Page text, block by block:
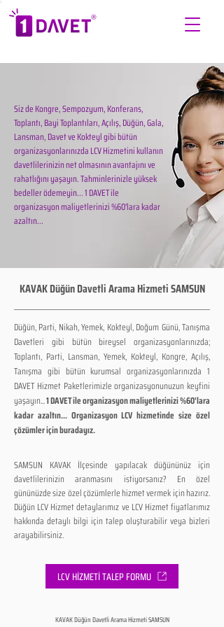
Siz de Kongre, Sempozyum, Konferans,
Toplantı, Bayi Toplantıları, Açılış, Düğün, Gala,
Lansman, Davet ve Kokteyl gibi bütün
organizasyonlarınızda LCV Hizmetini kullanın
davetlilerinizin net olmasının avantajını ve
rahatlığını yaşayın. Tahminlerinizle yüksek
bedeller ödemeyin... 1 DAVET ile
organizasyon maliyetlerinizi %60'lara kadar
azaltın...
KAVAK Düğün Davetli Arama Hizmeti SAMSUN
Düğün, Parti, Nikah, Yemek, Kokteyl, Doğum Günü, Tanışma
Davetleri gibi bütün bireysel organizasyonlarınızda;
Toplantı, Parti, Lansman, Yemek, Kokteyl, Kongre, Açılış,
Tanışma gibi bütün kurumsal organizasyonlarınızda 1
DAVET Hizmet Paketlerimizle organizasyonunuzun keyfini
yaşayın...1 DAVET ile organizasyon maliyetlerinizi %60'lara
kadar azaltın... Organizasyon LCV hizmetinde size özel
çözümler için buradayız.
SAMSUN KAVAK İlçesinde yapılacak düğününüz için
davetlilerinizin aranmasını istiyorsanız? En özel
gününüzde size özel çözümlerle hizmet vermek için hazırız.
Düğün LCV Hizmet detaylarımız ve LCV Hizmet fiyatlarımız
hakkında detaylı bilgi için talep oluşturabilir veya bizleri
arayabilirsiniz.
LCV HİZMETİ TALEP FORMU
KAVAK Düğün Davetli Arama Hizmeti SAMSUN